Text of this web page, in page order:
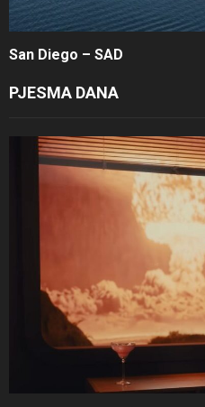
San Diego – SAD
PJESMA DANA